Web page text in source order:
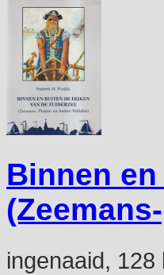
Binnen
ingenaaid, 128